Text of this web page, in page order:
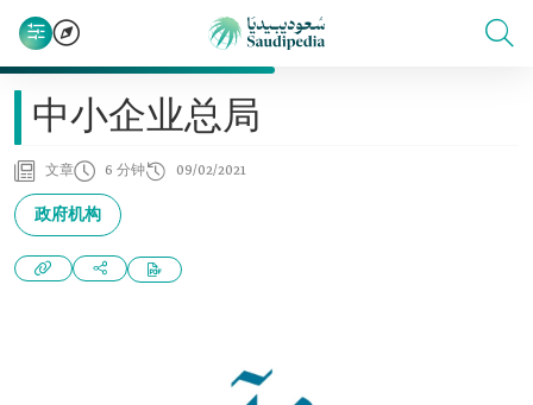
中小企业总局
文章 6 分钟 09/02/2021
政府机构